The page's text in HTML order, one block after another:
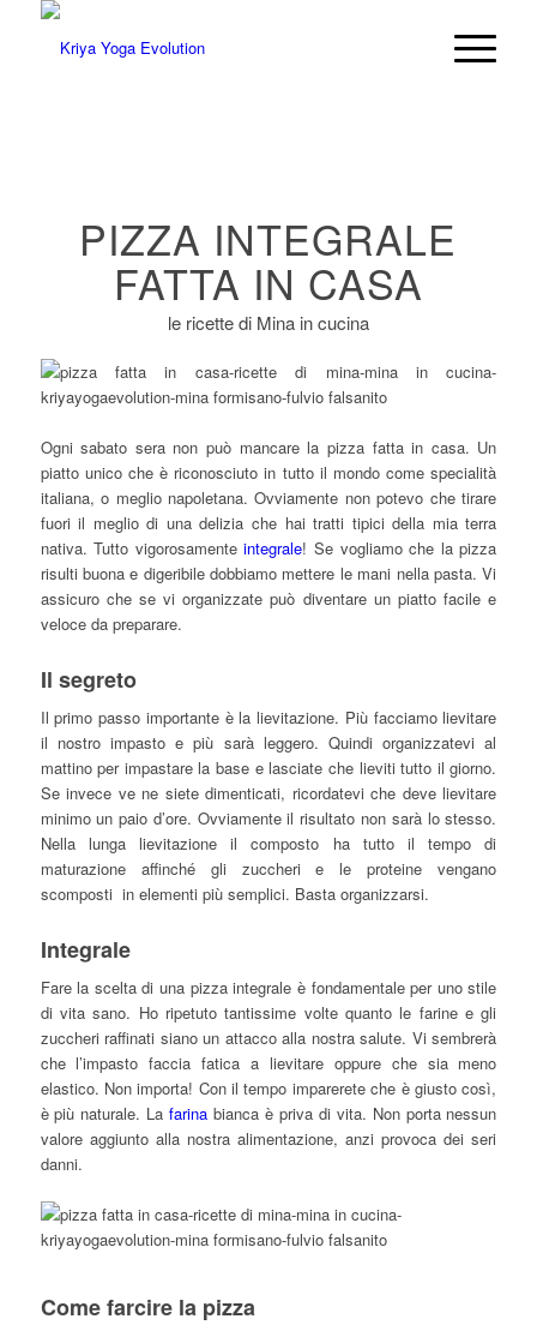
PIZZA INTEGRALE
FATTA IN CASA
le ricette di Mina in cucina
Ogni sabato sera non può mancare la pizza fatta in casa. Un
piatto unico che è riconosciuto in tutto il mondo come specialità
italiana, o meglio napoletana. Ovviamente non potevo che tirare
fuori il meglio di una delizia che hai tratti tipici della mia terra
nativa. Tutto vigorosamenteintegrale! Se vogliamo che la pizza
risulti buona e digeribile dobbiamo mettere le mani nella pasta. Vi
assicuro che se vi organizzate può diventare un piatto facile e
veloce da preparare.
Il segreto
Il primo passo importante è la lievitazione. Più facciamo lievitare
il nostro impasto e più sarà leggero. Quindi organizzatevi al
mattino per impastare la base e lasciate che lieviti tutto il giorno.
Se invece ve ne siete dimenticati, ricordatevi che deve lievitare
minimo un paio d’ore. Ovviamente il risultato non sarà lo stesso.
Nella lunga lievitazione il composto ha tutto il tempo di
maturazione affinché gli zuccheri e le proteine vengano
scomposti in elementi più semplici. Basta organizzarsi.
Integrale
Fare la scelta di una pizza integrale è fondamentale per uno stile
di vita sano. Ho ripetuto tantissime volte quanto le farine e gli
zuccheri raffinati siano un attacco alla nostra salute. Vi sembrerà
che l’impasto faccia fatica a lievitare oppure che sia meno
elastico. Non importa! Con il tempo imparerete che è giusto così,
è più naturale. La farina bianca è priva di vita. Non porta nessun
valore aggiunto alla nostra alimentazione, anzi provoca dei seri
danni.
Come farcire la pizza